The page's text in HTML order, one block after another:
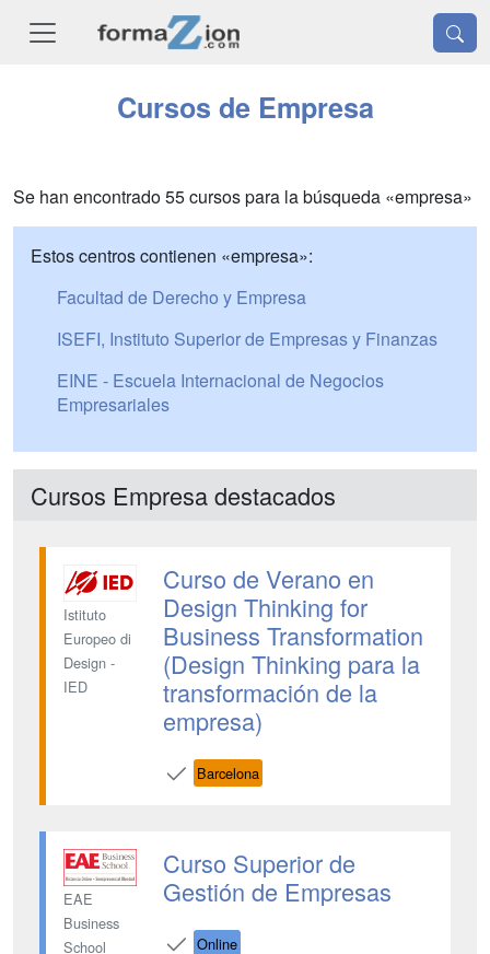
Cursos de Empresa
Se han encontrado 55 cursos para la búsqueda «empresa»
Estos centros contienen «empresa»:
Facultad de Derecho y Empresa
ISEFI, Instituto Superior de Empresas y Finanzas
EINE - Escuela Internacional de Negocios
Empresariales
Cursos Empresa destacados
Istituto
Europeo di
Design -
IED
Curso de Verano en
Design Thinking for
Business Transformation
(Design Thinking para la
transformación de la
empresa)
Barcelona
EAE
Business
School
Curso Superior de
Gestión de Empresas
Online